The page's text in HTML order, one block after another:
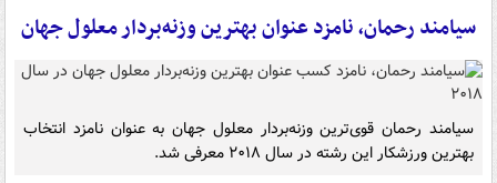
سیامند رحمان، نامزد عنوان بهترین وزنه‌بردار معلول جهان
سیامند رحمان قوی‌ترین وزنه‌بردار معلول جهان به عنوان نامزد انتخاب
بهترین ورزشکار این رشته در سال ۲۰۱۸ معرفی شد.